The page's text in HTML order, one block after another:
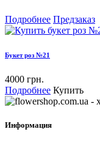
Подробнее Предзаказ
Букет роз №21
4000 грн.
Подробнее Купить
Информация